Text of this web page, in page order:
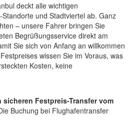
deckt alle wichtigen
und Stadtviertel ab. Ganz
– unsere Fahrer bringen Sie
Begrüßungsservice direkt am
Sie sich von Anfang an willkommen
wissen Sie im Voraus, was
Kosten, keine
sicheren Festpreis-Transfer vom
Buchung bei Flughafentransfer